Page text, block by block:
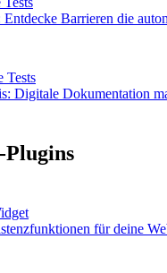
Barrieren die
Tests
Digitale Dokumentation
Plugins
für deine